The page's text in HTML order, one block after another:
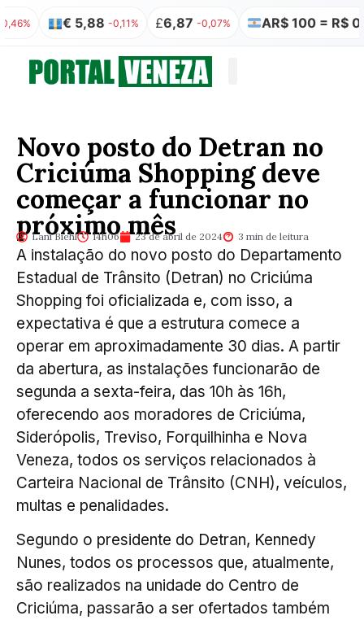
€ 5,88 -0,11% £6,87 -0,07% AR$ 100 = R$ 0,32
Novo posto do Detran no
Criciúma Shopping deve
começar a funcionar no
próximo mês
Lani Biehl 14h06 23 de abril de 2024 3 min de leitura
A instalação do novo posto do Departamento
Estadual de Trânsito (Detran) no Criciúma
Shopping foi oficializada e, com isso, a
expectativa é que a estrutura comece a
operar em aproximadamente 30 dias. A partir
da abertura, as instalações funcionarão de
segunda a sexta-feira, das 10h às 16h,
oferecendo aos moradores de Criciúma,
Siderópolis, Treviso, Forquilhinha e Nova
Veneza, todos os serviços relacionados à
Carteira Nacional de Trânsito (CNH), veículos,
multas e penalidades.
Segundo o presidente do Detran, Kennedy
Nunes, todos os processos que, atualmente,
são realizados na unidade do Centro de
Criciúma, passarão a ser ofertados também